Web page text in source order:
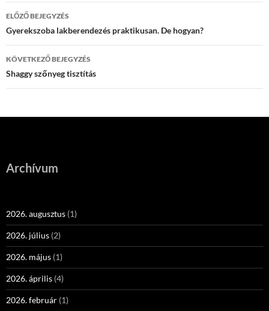
Bejegyzés
navigáció
ELŐZŐ BEJEGYZÉS
Gyerekszoba lakberendezés praktikusan. De hogyan?
KÖVETKEZŐ BEJEGYZÉS
Shaggy szőnyeg tisztítás
Archívum
2026. augusztus (1)
2026. július (2)
2026. május (1)
2026. április (4)
2026. február (1)